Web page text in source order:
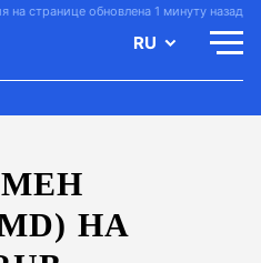
на странице обновлена 1 минуту назад
RU
НА